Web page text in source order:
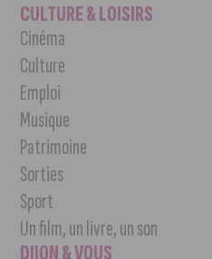
CULTURE & LOISIRS
Cinéma
Culture
Emploi
Musique
Patrimoine
Sorties
Sport
Un film, un livre, un son
DIJON & VOUS